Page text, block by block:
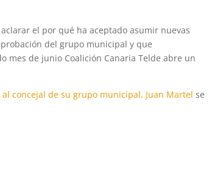
el por qué ha aceptado asumir nuevas
del grupo municipal y que
mes de junio Coalición Canaria Telde abre un
concejal de su grupo municipal, Juan Martel se